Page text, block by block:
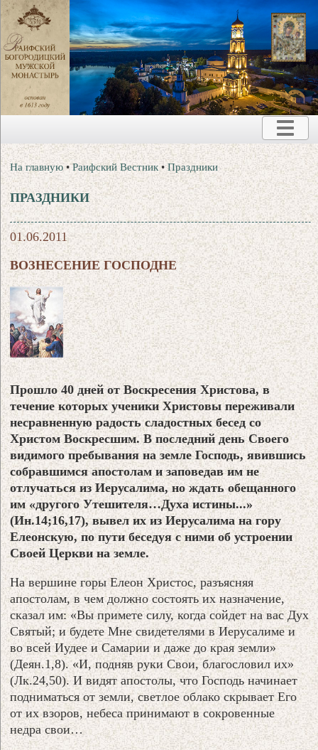
На главную •Раифский Вестник •Праздники
ПРАЗДНИКИ
01.06.2011
ВОЗНЕСЕНИЕ ГОСПОДНЕ
Прошло 40 дней от Воскресения Христова, в
течение которых ученики Христовы переживали
несравненную радость сладостных бесед со
Христом Воскресшим. В последний день Своего
видимого пребывания на земле Господь, явившись
собравшимся апостолам и заповедав им не
отлучаться из Иерусалима, но ждать обещанного
им «другого Утешителя…Духа истины...»
(Ин.14;16,17), вывел их из Иерусалима на гору
Елеонскую, по пути беседуя с ними об устроении
Своей Церкви на земле.
На вершине горы Елеон Христос, разъясняя
апостолам, в чем должно состоять их назначение,
сказал им: «Вы примете силу, когда сойдет на вас Дух
Святый; и будете Мне свидетелями в Иерусалиме и
во всей Иудее и Самарии и даже до края земли»
(Деян.1,8). «И, подняв руки Свои, благословил их»
(Лк.24,50). И видят апостолы, что Господь начинает
подниматься от земли, светлое облако скрывает Его
от их взоров, небеса принимают в сокровенные
недра свои…